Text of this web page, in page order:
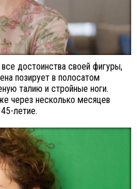
достоинства своей фигуры,
позирует в полосатом
талию и стройные ноги.
через несколько месяцев
летие.